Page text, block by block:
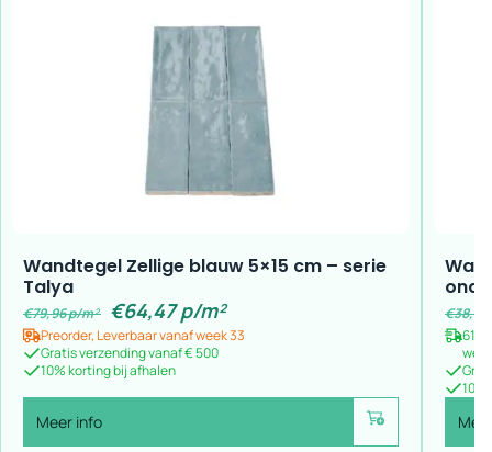
Wandtegel Zellige blauw 5×15 cm – serie
Talya
€79,96p/m² €64,47p/m²
Preorder, Leverbaar vanaf week 33
Gratis verzending vanaf € 500
10% korting bij afhalen
Meer info Voeg toe
€38,59
61